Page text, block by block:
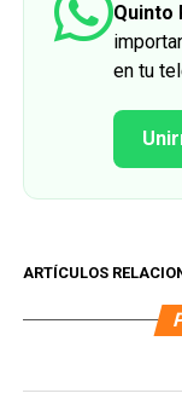
Quinto
en tu
ARTÍCULOS